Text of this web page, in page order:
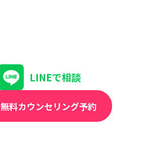
LINEで相談
無料カウンセリング予約